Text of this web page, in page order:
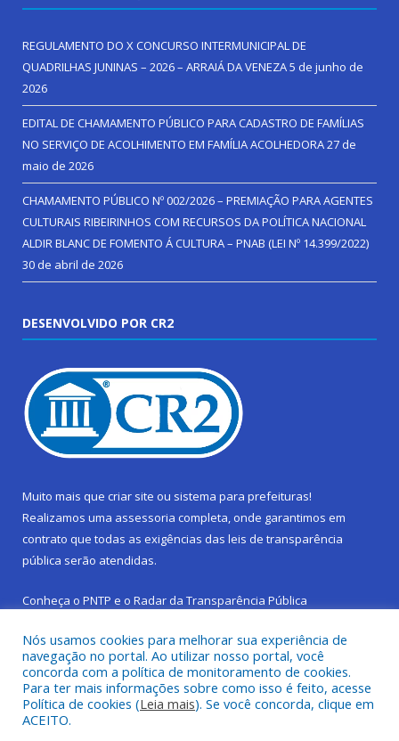
REGULAMENTO DO X CONCURSO INTERMUNICIPAL DE
QUADRILHAS JUNINAS – 2026 – ARRAIÁ DA VENEZA5 de junho de
2026
EDITAL DE CHAMAMENTO PÚBLICO PARA CADASTRO DE FAMÍLIAS
NO SERVIÇO DE ACOLHIMENTO EM FAMÍLIA ACOLHEDORA27 de
maio de 2026
CHAMAMENTO PÚBLICO Nº 002/2026 – PREMIAÇÃO PARA AGENTES
CULTURAIS RIBEIRINHOS COM RECURSOS DA POLÍTICA NACIONAL
ALDIR BLANC DE FOMENTO Á CULTURA – PNAB (LEI Nº 14.399/2022)
30 de abril de 2026
DESENVOLVIDO POR CR2
Muito mais que criar site ou sistema para prefeituras!
Realizamos uma assessoria completa, onde garantimos em
contrato que todas as exigências das leis de transparência
pública serão atendidas.
Conheça o PNTP e o Radar da Transparência Pública
Todos os direitos reservados a Prefeitura Municipal de São
Sebastião da Boa Vista.
Nós usamos cookies para melhorar sua experiência de
navegação no portal. Ao utilizar nosso portal, você
concorda com a política de monitoramento de cookies.
Para ter mais informações sobre como isso é feito, acesse
Política de cookies (Leia mais). Se você concorda, clique em
ACEITO.